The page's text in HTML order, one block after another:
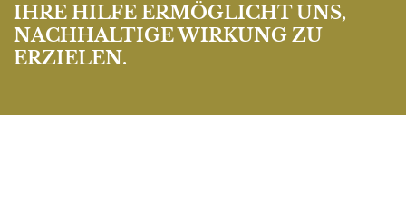
IHRE HILFE ERMÖGLICHT UNS,
NACHHALTIGE WIRKUNG ZU
ERZIELEN.